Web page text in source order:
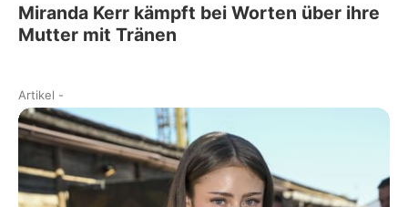
Miranda Kerr kämpft bei Worten über ihre
Mutter mit Tränen
Artikel -